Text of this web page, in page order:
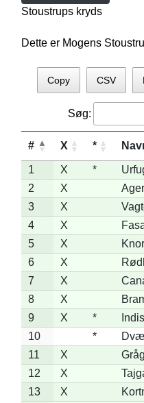
Stoustrups kryds
Dette er Mogens
Copy CSV
Søg:
# X *
1 X *
2
X
3
X
4
X
5
X
6
X
7
X
8
X
9
X *
10
*
11
X
12
X
13
X